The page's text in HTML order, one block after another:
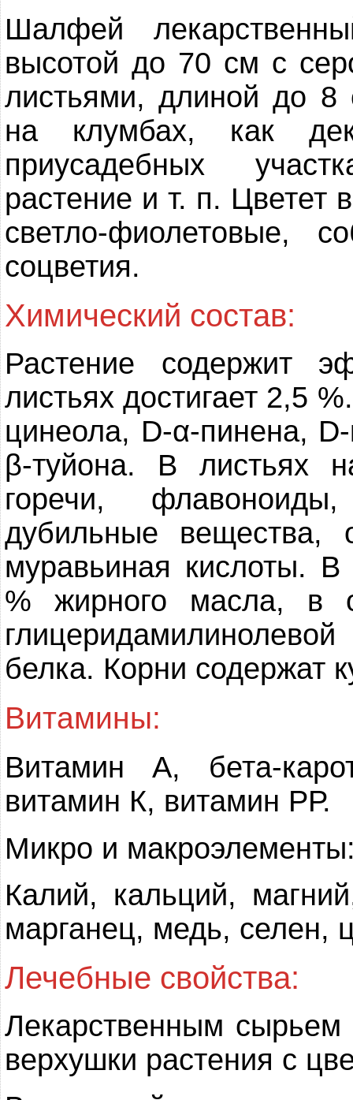
Шалфей
высотой до 70 см с
листьями, длиной до
на клумбах, как
приусадебных
растение и т. п. Цветет
светло-фиолетовые,
соцветия.
Химический состав:
Растение содержит
листьях достигает 2,5
цинеола, D-α-пинена,
β-туйона. В листьях
горечи,
дубильные вещества,
муравьиная кислоты.
% жирного масла, в
белка. Корни содержат
Витамины:
Витамин А, бета-
витамин К, витамин РР.
Микро и
Калий, кальций,
марганец, медь, селен,
Лечебные свойства:
Лекарственным
верхушки растения с